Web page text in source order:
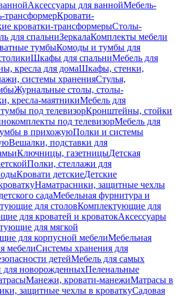
Аксессуары для ваннойМебель-
трансформерКровати-
кроватки-трансформерыСтолы-
для спальниЗеркалаКомплекты мебели
тумбыКомоды и тумбы для
Шкафы для спальниМебель для
кресла для домаШкафы, стенки,
системы храненияСтулья,
Журнальные столы, столы-
кресла-маятникиМебель для
под телевизорКронштейны, стойки
под телевизорМебель для
в прихожуюПолки и системы
Вешалки, подставки для
Ключницы, газетницыДетская
Полки, стеллажи для
Кровати детскиеДетские
Наматрасники, защитные чехлы
садаМебельная фурнитура и
для столовКомплектующие для
для кроватей и кроватокАксессуары
для мягкой
для корпусной мебелиМебельная
мебелиСистемы хранения для
детейМебель для самых
для новорожденныхПеленальные
Манежи, кровати-манежиМатрасы в
защитные чехлы в кроваткуСадовая